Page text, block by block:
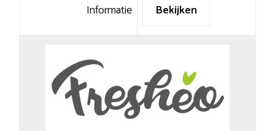
Informatie Bekijken